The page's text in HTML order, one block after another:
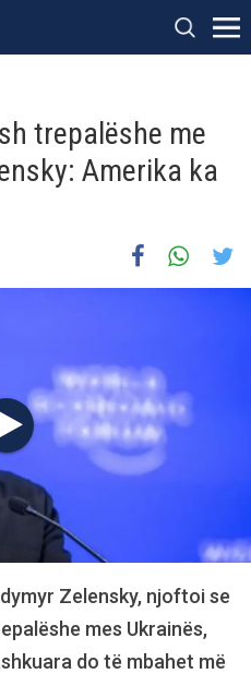
trepalëshe me
Amerika ka
Zelensky, njoftoi se
mes Ukrainës,
do të mbahet më